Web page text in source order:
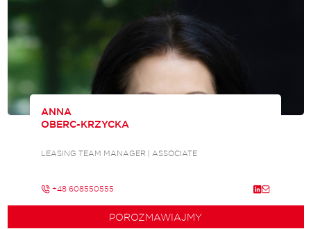
ANNA
OBERC-KRZYCKA
LEASING TEAM MANAGER | ASSOCIATE
+48 608550555
POROZMAWIAJMY